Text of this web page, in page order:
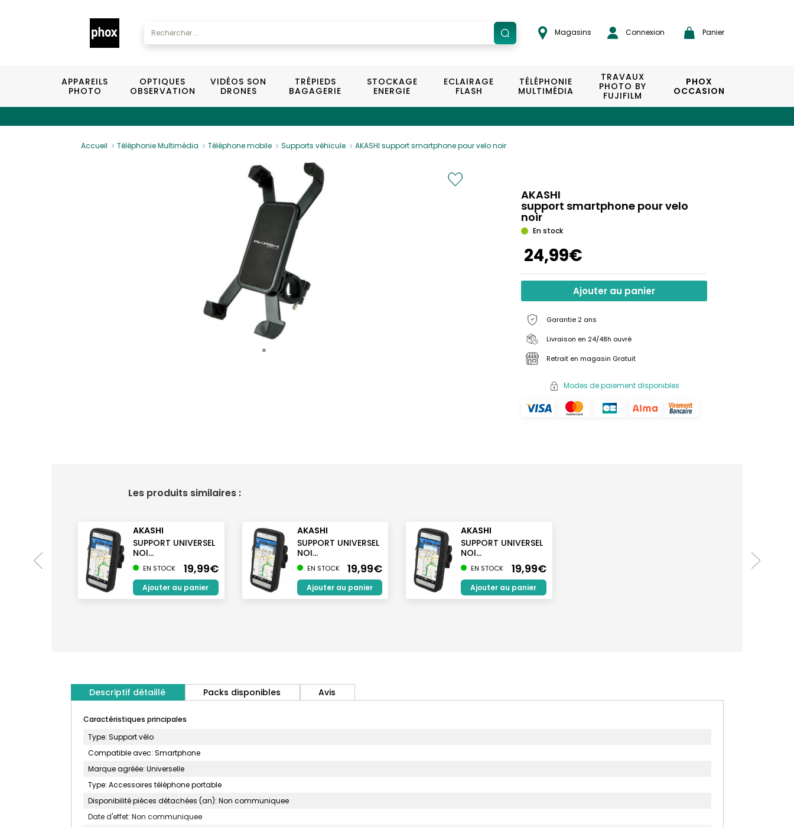
Magasins Connexion Panier
APPAREILS
PHOTO
OPTIQUES
OBSERVATION
VIDÉOS SON
DRONES
TRÉPIEDS
BAGAGERIE
STOCKAGE
ENERGIE
ECLAIRAGE
FLASH
TÉLÉPHONIE
MULTIMÉDIA
TRAVAUX
PHOTO BY
FUJIFILM
PHOX
OCCASION
Accueil Téléphonie Multimédia Téléphone mobile Supports véhicule AKASHI support smartphone pour velo noir
AKASHI
support smartphone pour velo
noir
En stock
24,99€
Ajouter au panier
Garantie 2 ans
Livraison en 24/48h ouvré
Retrait en magasin Gratuit
Modes de paiement disponibles
Les produits similaires :
AKASHI
SUPPORT UNIVERSEL
NOI...
19,99€
EN STOCK
Ajouter au panier
AKASHI
SUPPORT UNIVERSEL
NOI...
19,99€
EN STOCK
Ajouter au panier
AKASHI
SUPPORT UNIVERSEL
NOI...
19,99€
EN STOCK
Ajouter au panier
Descriptif détaillé Packs disponibles Avis
Caractéristiques principales
Type: Support vélo
Compatible avec: Smartphone
Marque agréée: Universelle
Type: Accessoires téléphone portable
Disponibilité pièces détachées (an): Non communiquee
Date d'effet: Non communiquee